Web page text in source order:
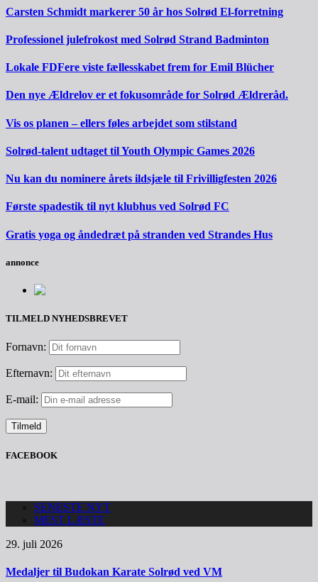
Carsten Schmidt markerer 50 år hos Solrød El-forretning
Professionel julefrokost med Solrød Strand Badminton
Lokale FDFere viste fællesskabet frem for Emil Blücher
Den nye Ældrelov er et fokusområde for Solrød Ældreråd.
Vis os planen – ellers føles arbejdet som stilstand
Solrød-talent udtaget til Youth Olympic Games 2026
Nu kan du nominere årets ildsjæle til Frivilligfesten 2026
Første spadestik til nyt klubhus ved Solrød FC
Gratis yoga og åndedræt på stranden ved Strandes Hus
annonce
TILMELD NYHEDSBREVET
Fornavn:
Efternavn:
E-mail:
FACEBOOK
SENESTE NYT
MEST LÆSTE
29. juli 2026
Medaljer til Budokan Karate Solrød ved VM